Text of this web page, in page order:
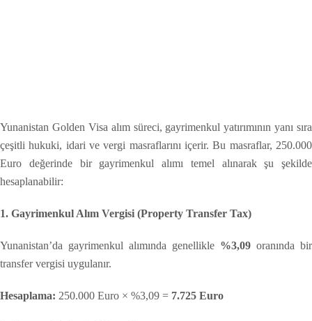
Yunanistan Golden Visa alım süreci, gayrimenkul yatırımının yanı sıra
çeşitli hukuki, idari ve vergi masraflarını içerir. Bu masraflar, 250.000
Euro değerinde bir gayrimenkul alımı temel alınarak şu şekilde
hesaplanabilir:
1. Gayrimenkul Alım Vergisi (Property Transfer Tax)
Yunanistan’da gayrimenkul alımında genellikle %3,09 oranında bir
transfer vergisi uygulanır.
Hesaplama: 250.000 Euro × %3,09 = 7.725 Euro